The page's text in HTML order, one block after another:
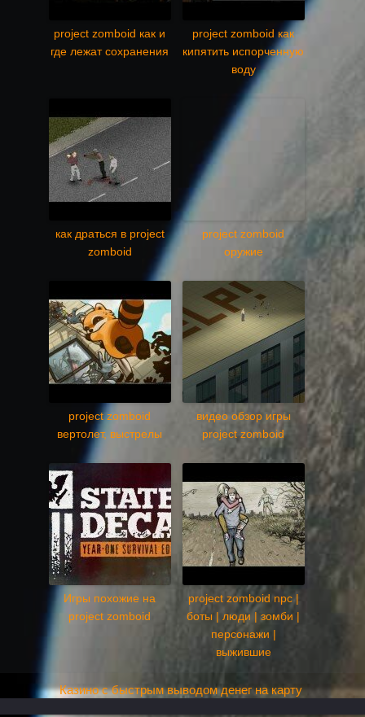
project zomboid как и
где лежат сохранения
project zomboid как
кипятить испорченную
воду
как драться в project
zomboid
project zomboid
оружие
project zomboid
вертолет, выстрелы
видео обзор игры
project zomboid
Игры похожие на
project zomboid
project zomboid npc |
боты | люди | зомби |
персонажи |
выжившие
Казино с быстрым выводом денег на карту